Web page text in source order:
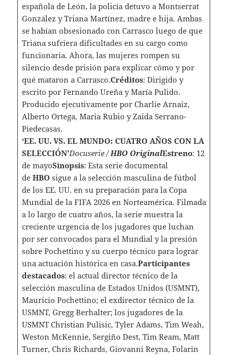
española de León, la policía detuvo a Montserrat
González y Triana Martínez, madre e hija. Ambas
se habían obsesionado con Carrasco luego de que
Triana sufriera dificultades en su cargo como
funcionaria. Ahora, las mujeres rompen su
silencio desde prisión para explicar cómo y por
qué mataron a Carrasco.Créditos: Dirigido y
escrito por Fernando Ureña y María Pulido.
Producido ejecutivamente por Charlie Arnaiz,
Alberto Ortega, Maria Rubio y Zaida Serrano-
Piedecasas.
‘EE. UU. VS. EL MUNDO: CUATRO AÑOS CON LA
SELECCIÓN’Docuserie /HBO OriginalEstreno: 12
de mayoSinopsis: Esta serie documental
de HBO sigue a la selección masculina de fútbol
de los EE. UU. en su preparación para la Copa
Mundial de la FIFA 2026 en Norteamérica. Filmada
a lo largo de cuatro años, la serie muestra la
creciente urgencia de los jugadores que luchan
por ser convocados para el Mundial y la presión
sobre Pochettino y su cuerpo técnico para lograr
una actuación histórica en casa.Participantes
destacados: el actual director técnico de la
selección masculina de Estados Unidos (USMNT),
Mauricio Pochettino; el exdirector técnico de la
USMNT, Gregg Berhalter; los jugadores de la
USMNT Christian Pulisic, Tyler Adams, Tim Weah,
Weston McKennie, Sergiño Dest, Tim Ream, Matt
Turner, Chris Richards, Giovanni Reyna, Folarin